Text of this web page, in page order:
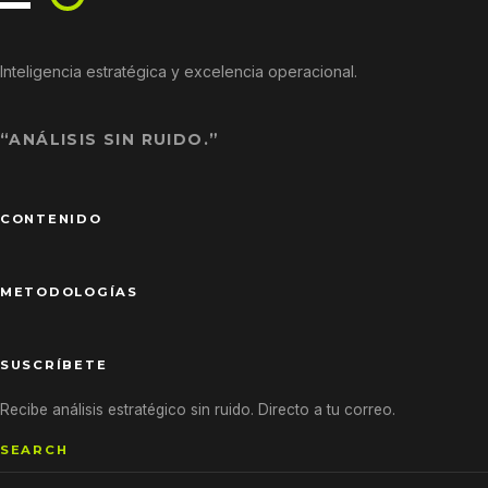
Inteligencia estratégica y excelencia operacional.
“ANÁLISIS SIN RUIDO.”
CONTENIDO
METODOLOGÍAS
SUSCRÍBETE
Recibe análisis estratégico sin ruido. Directo a tu correo.
SEARCH